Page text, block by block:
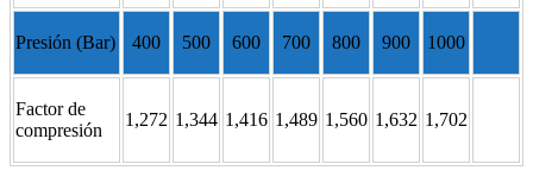
Presión (Bar) 400 500 600 700 800 900 1000
Factor de
compresión
1,272 1,344 1,416 1,489 1,560 1,632 1,702